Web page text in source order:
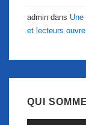
admin dans Une
et lecteurs
QUI